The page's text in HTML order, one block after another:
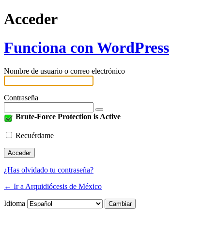
Acceder
Funciona con WordPress
Nombre de usuario o correo electrónico
Contraseña
Brute-Force Protection is Active
Recuérdame
¿Has olvidado tu contraseña?
← Ir a Arquidiócesis de México
Idioma